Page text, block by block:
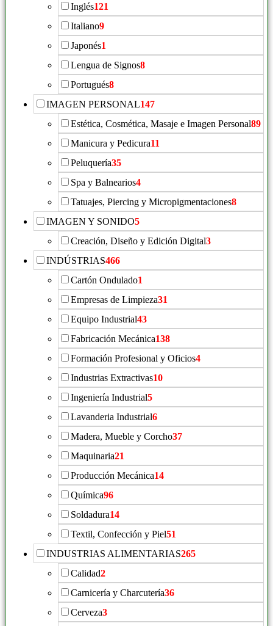
Inglés121
Italiano9
Japonés1
Lengua de Signos8
Portugués8
IMAGEN PERSONAL147
Estética, Cosmética, Masaje e Imagen Personal89
Manicura y Pedicura11
Peluquería35
Spa y Balnearios4
Tatuajes, Piercing y Micropigmentaciones8
IMAGEN Y SONIDO5
Creación, Diseño y Edición Digital3
INDÚSTRIAS466
Cartón Ondulado1
Empresas de Limpieza31
Equipo Industrial43
Fabricación Mecánica138
Formación Profesional y Oficios4
Industrias Extractivas10
Ingeniería Industrial5
Lavanderia Industrial6
Madera, Mueble y Corcho37
Maquinaria21
Producción Mecánica14
Química96
Soldadura14
Textil, Confección y Piel51
INDUSTRIAS ALIMENTARIAS265
Calidad2
Carnicería y Charcutería36
Cerveza3